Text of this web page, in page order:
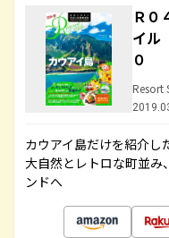
Ｒ
イル
０
Resort
カウアイ島だけを紹介し
大自然とレトロな町並み
ンドへ